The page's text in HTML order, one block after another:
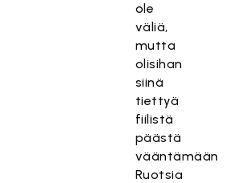
ole
väliä,
mutta
olisihan
siinä
tiettyä
fiilistä
päästä
vääntämään
Ruotsia